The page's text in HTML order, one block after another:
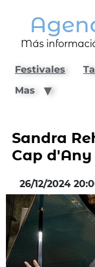
Más
Festivales
Mas
Sandra
Cap d'Any
26/12/2024